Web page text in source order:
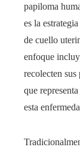
papiloma
es la
de cuello
enfoque
recolecten sus
que
esta